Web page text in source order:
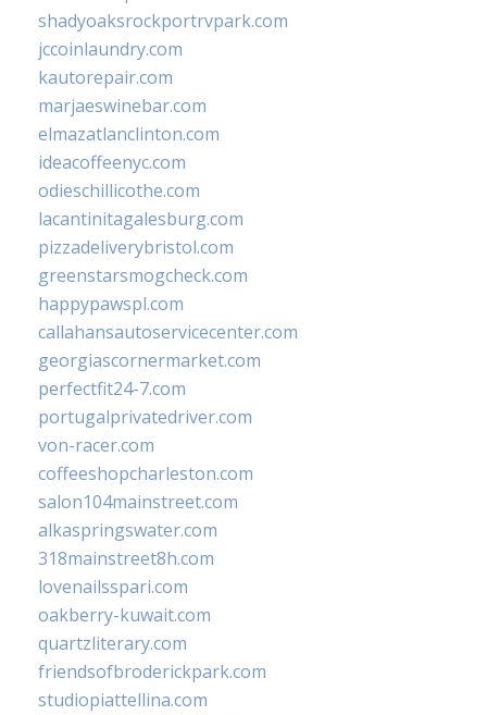
shadyoaksrockportrvpark.com
jccoinlaundry.com
kautorepair.com
marjaeswinebar.com
elmazatlanclinton.com
ideacoffeenyc.com
odieschillicothe.com
lacantinitagalesburg.com
pizzadeliverybristol.com
greenstarsmogcheck.com
happypawspl.com
callahansautoservicecenter.com
georgiascornermarket.com
perfectfit24-7.com
portugalprivatedriver.com
von-racer.com
coffeeshopcharleston.com
salon104mainstreet.com
alkaspringswater.com
318mainstreet8h.com
lovenailsspari.com
oakberry-kuwait.com
quartzliterary.com
friendsofbroderickpark.com
studiopiattellina.com